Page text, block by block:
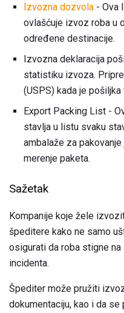
Izvozna dozvola - Ova
ovlašćuje izvoz roba u
određene destinacije.
Izvozna deklaracija
statistiku izvoza.
(USPS) kada je
Export Packing List -
stavlja u listu svaku
ambalaže za
merenje paketa.
Sažetak
Kompanije koje žele
špeditere kako ne samo
osigurati da roba stigne
incidenta.
Špediter može pružiti
dokumentaciju, kao i da